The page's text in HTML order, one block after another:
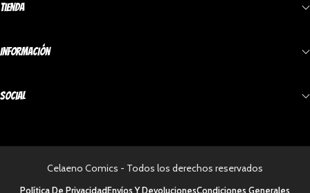
Tienda
Información
Social
Celaeno Comics - Todos los derechos reservados
Política De PrivacidadEnvíos Y DevolucionesCondiciones Generales